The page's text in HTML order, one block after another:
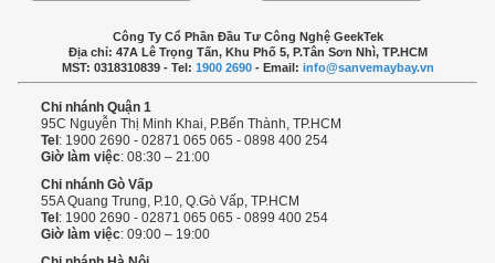
Công Ty Cổ Phần Đầu Tư Công Nghệ GeekTek
Địa chỉ: 47A Lê Trọng Tấn, Khu Phố 5, P.Tân Sơn Nhì, TP.HCM
MST: 0318310839 - Tel: 1900 2690- Email: info@sanvemaybay.vn
Chi nhánh Quận 1
95C Nguyễn Thị Minh Khai, P.Bến Thành, TP.HCM
Tel: 1900 2690 - 02871 065 065 - 0898 400 254
Giờ làm việc: 08:30 – 21:00
Chi nhánh Gò Vấp
55A Quang Trung, P.10, Q.Gò Vấp, TP.HCM
Tel: 1900 2690 - 02871 065 065 - 0899 400 254
Giờ làm việc: 09:00 – 19:00